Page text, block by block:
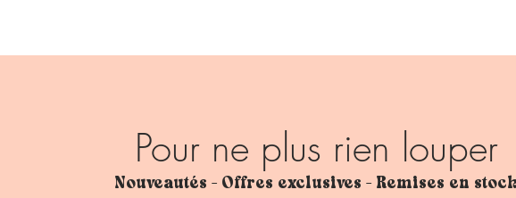
Pour ne plus rien louper
Nouveautés - Offres exclusives - Remises en